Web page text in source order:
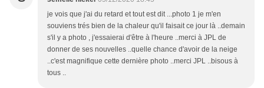
je vois que j'ai du retard et tout est dit ...photo 1 je m'en
souviens trés bien de la chaleur qu'il faisait ce jour là ..demain
s'il y a photo , j'essaierai d'être à l'heure ..merci à JPL de
donner de ses nouvelles ..quelle chance d'avoir de la neige
..c'est magnifique cette dernière photo ..merci JPL ..bisous à
tous ..